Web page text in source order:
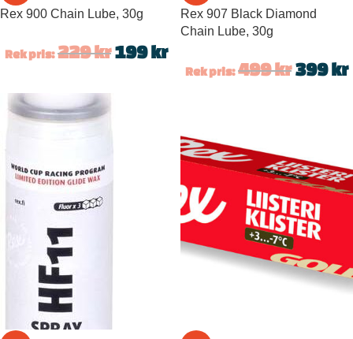
Rex 900 Chain Lube, 30g
Rek pris: 229kr 199kr
Rex 907 Black Diamond
Chain Lube, 30g
Rek pris: 499kr 399kr